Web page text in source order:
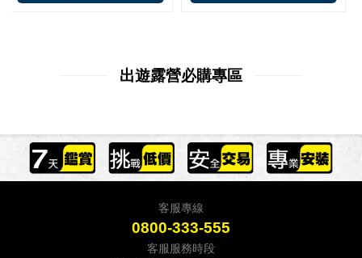
出遊露營必購專區
客服專線
0800-333-555
客服服務時段